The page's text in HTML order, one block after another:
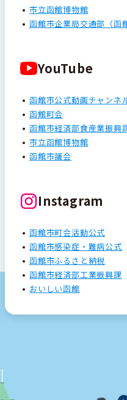
市立函館博物館
函館市企業局交通部（函
YouTube
函館市公式動画チャンネ
函館町会
函館市経済部食産業振興
市立函館博物館
函館市議会
Instagram
函館市町会活動公式
函館市感染症・難病公式
函館市ふるさと納税
函館市経済部工業振興課
おいしい函館